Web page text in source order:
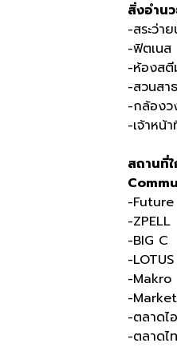
สิ่งอำน
-สระว่า
-ฟิตเนส
-ห้องสตี
-สวนสา
-กล้องว
-เจ้าหน้
สถานที่
-
-ZPELL
-BIG C
-LOTUS
-Makro
-
-ตลาดไ
-ตลาดไท